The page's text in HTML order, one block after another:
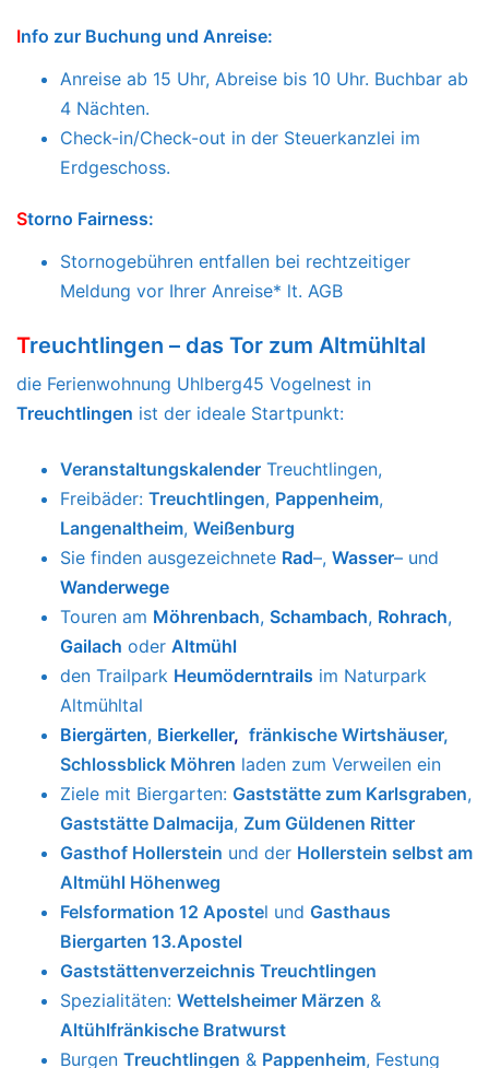
Kaution*lt. AGB
Die Stadt Treuchtlingen erhebt zusätzlich eine
Kurtaxe
nfo zur Buchung und Anreise:
4 Nächten.
Check-in/Check-out in der Steuerkanzlei im
Erdgeschoss.
Storno Fairness:
Stornogebühren entfallen bei rechtzeitiger
Meldung vor Ihrer Anreise*lt. AGB
reuchtlingen – das Tor zum Altmühltal
die FerienwohnungUhlberg45 Vogelnestin
Treuchtlingenist der ideale Startpunkt:
Veranstaltungskalender
Freibäder: Treuchtlingen ,Pappenheim ,
Langenaltheim,Weißenburg
Sie finden ausgezeichneteRad –,Wasser–und
Wanderwege
Touren am Möhrenbach, Schambach, Rohrach
Gailachoder Altmühl
den TrailparkHeumöderntrailsim Naturpark
Altmühltal
Biergärten,Bierkeller, fränkische Wirtshäuser
Schlossblick Möhren
Ziele mit Biergarten:Gaststätte zum Karlsgraben
Gaststätte Dalmacija,
Gasthof Hollersteinund derHollerstein selbst am
Altmühl Höhenweg
Felsformation 12 Apostel und
Biergarten 13.Apostel